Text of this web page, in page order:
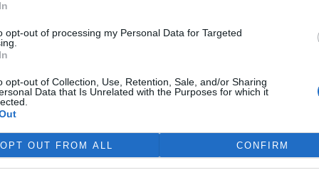
opt-out of processing my Personal Data for Targeted
opt-out of Collection, Use, Retention, Sale, and/or Sharing
Data that Is Unrelated with the Purposes for which it
OPT OUT FROM ALL CONFIRM
poloviny srpna
životního prostředí
14. července 2026
zjišťovacího řízení pro
„Stupeň Přelouč II“ za asi 3,3
korun, který má prodloužit
Veřejnost může své
prostředí poslat